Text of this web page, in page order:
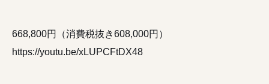
668,800円（消費税抜き608,000円）
https://youtu.be/xLUPCFtDX48